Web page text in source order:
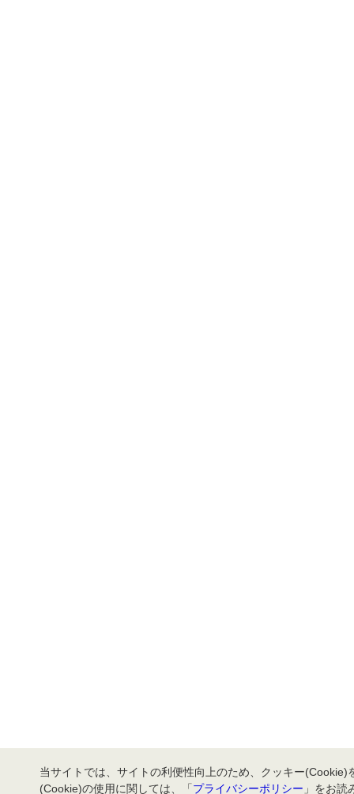
当サイトでは、サイトの利便性向上のため、クッキー
(Cookie)の使用に関しては、「プライバシーポリシー 」をお読